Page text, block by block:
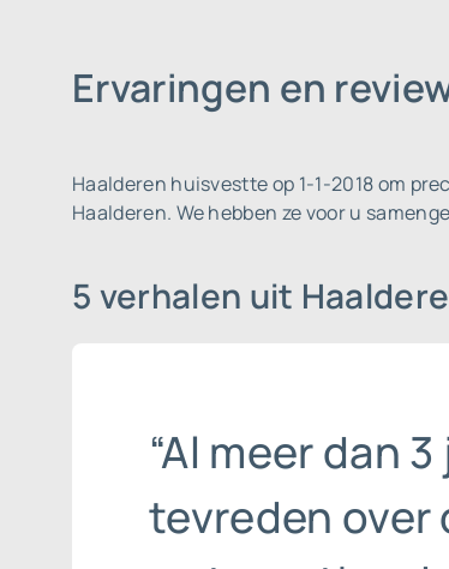
Ervaringen en
Haalderen huisvestte op 1-1-2018 om
Haalderen. We hebben ze voor u
5 verhalen uit
“Al meer dan
tevreden over